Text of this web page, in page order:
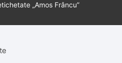
„Amos Frâncu”